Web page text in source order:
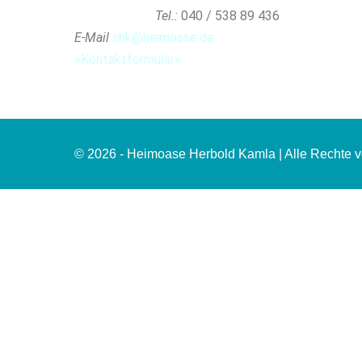
Tel.: 040 / 538 89 436
E-Mail shk@heimoase.de
»Kontaktformular«
© 2026 - Heimoase Herbold Kamla | Alle Rechte